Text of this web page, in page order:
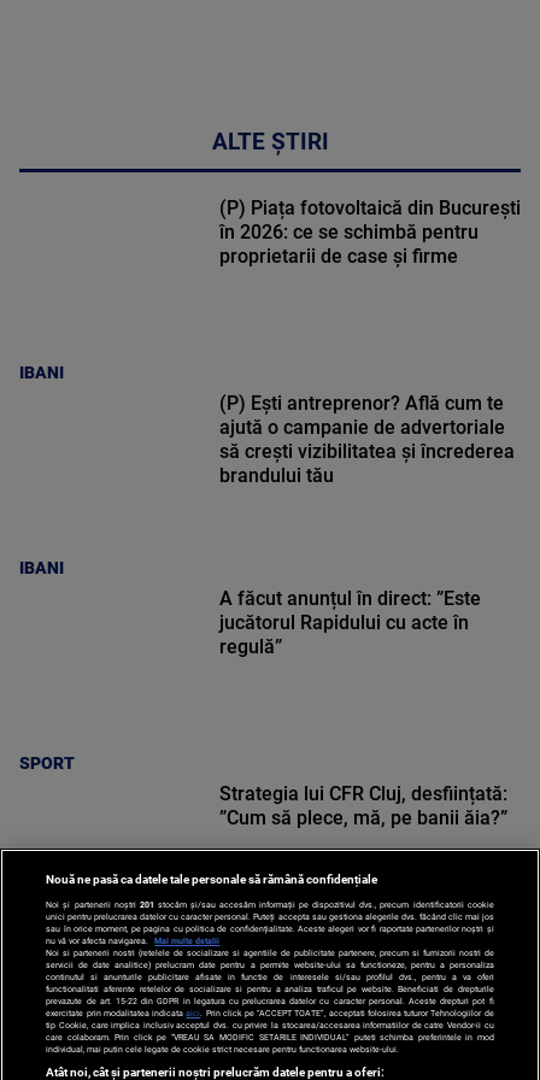
ALTE ȘTIRI
IBANI
(P) Piața fotovoltaică din București
în 2026: ce se schimbă pentru
proprietarii de case și firme
IBANI
(P) Ești antreprenor? Află cum te
ajută o campanie de advertoriale
să crești vizibilitatea și încrederea
brandului tău
SPORT
A făcut anunțul în direct: ”Este
jucătorul Rapidului cu acte în
regulă”
SPORT
Strategia lui CFR Cluj, desființată:
”Cum să plece, mă, pe banii ăia?”
Nouă ne pasă ca datele tale personale să rămână confidențiale
Noi și partenerii noștri 201 stocăm și/sau accesăm informații pe dispozitivul dvs., precum identificatorii cookie
unici pentru prelucrarea datelor cu caracter personal. Puteți accepta sau gestiona alegerile dvs. făcând clic mai jos
sau în orice moment, pe pagina cu politica de confidențialitate. Aceste alegeri vor fi raportate partenerilor noștri și
nu vă vor afecta navigarea.
Mai multe detalii
Noi si partenerii nostri (retelele de socializare si agentiile de publicitate partenere, precum si furnizorii nostri de
servicii de date analitice) prelucram date pentru a permite website-ului sa functioneze, pentru a personaliza
continutul si anunturile publicitare afisate in functie de interesele si/sau profilul dvs., pentru a va oferi
functionalitati aferente retelelor de socializare si pentru a analiza traficul pe website. Beneficiati de drepturile
prevazute de art. 15-22 din GDPR in legatura cu prelucrarea datelor cu caracter personal. Aceste drepturi pot fi
exercitate prin modalitatea indicataaici . Prin click pe “ACCEPT TOATE”, acceptati folosirea tuturor Tehnologiilor de
tip Cookie, care implica inclusiv acceptul dvs. cu privire la stocarea/accesarea informatiilor de catre Vendor-ii cu
care colaboram. Prin click pe “VREAU SA MODIFIC SETARILE INDIVIDUAL” puteti schimba preferintele in mod
individual, mai putin cele legate de cookie strict necesare pentru functionarea website-ului.
Atât noi, cât și partenerii noștri prelucrăm datele pentru a oferi: